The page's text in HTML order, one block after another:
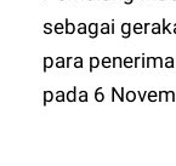
sebagai
para
pada 6